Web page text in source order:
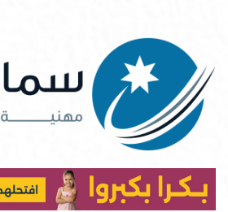
content